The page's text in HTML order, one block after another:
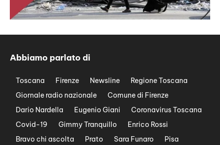
Abbiamo parlato di
Toscana Firenze Newsline
Regione Toscana
Giornale radio nazionale
Comune di Firenze
Dario Nardella
Eugenio Giani
Coronavirus Toscana
Covid-19
Gimmy Tranquillo
Enrico Rossi
Bravo chi ascolta
Prato Sara Funaro
Pisa